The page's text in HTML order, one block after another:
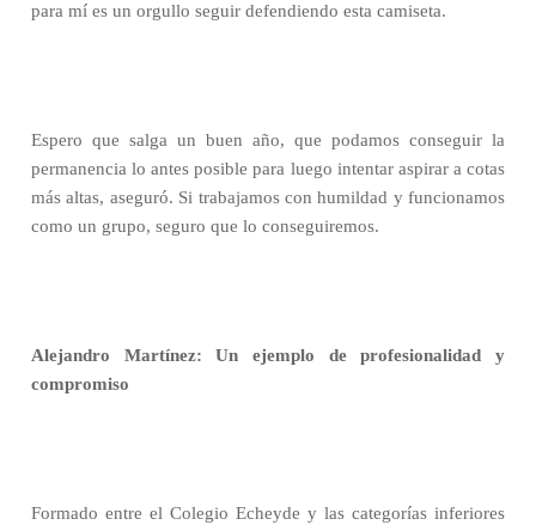
para mí es un orgullo seguir defendiendo esta camiseta.
Espero que salga un buen año, que podamos conseguir la
permanencia lo antes posible para luego intentar aspirar a cotas
más altas, aseguró. Si trabajamos con humildad y funcionamos
como un grupo, seguro que lo conseguiremos.
Alejandro Martínez: Un ejemplo de profesionalidad y
compromiso
Formado entre el Colegio Echeyde y las categorías inferiores